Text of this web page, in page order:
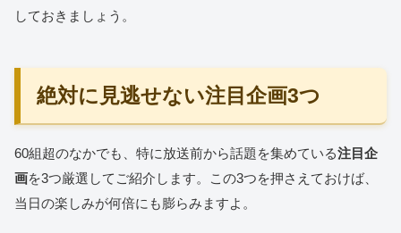
しておきましょう。
絶対に見逃せない注目企画3つ
60組超のなかでも、特に放送前から話題を集めている注目企
画を3つ厳選してご紹介します。この3つを押さえておけば、
当日の楽しみが何倍にも膨らみますよ。